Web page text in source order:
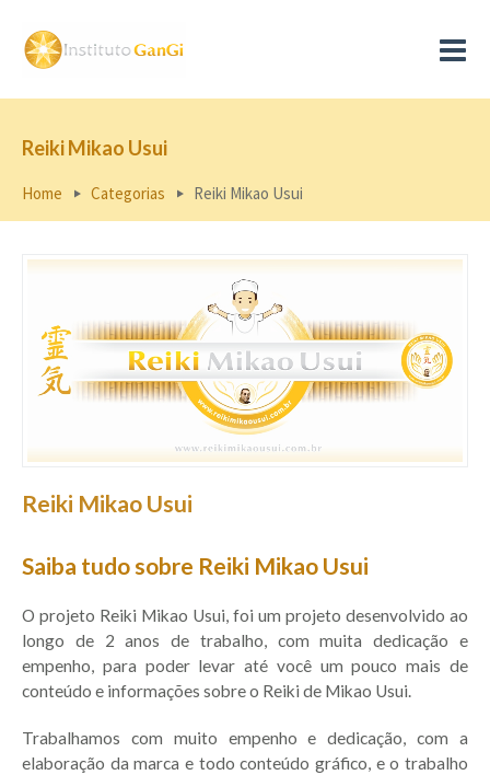
Reiki Mikao Usui
Home Categorias Reiki Mikao Usui
Reiki Mikao Usui
Saiba tudo sobre Reiki Mikao Usui
O projeto Reiki Mikao Usui, foi um projeto desenvolvido ao
longo de 2 anos de trabalho, com muita dedicação e
empenho, para poder levar até você um pouco mais de
conteúdo e informações sobre o Reiki de Mikao Usui.
Trabalhamos com muito empenho e dedicação, com a
elaboração da marca e todo conteúdo gráfico, e o trabalho